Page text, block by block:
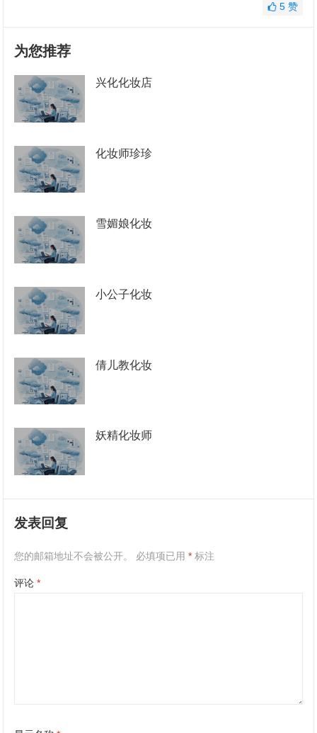
5 赞
为您推荐
兴化化妆店
化妆师珍珍
雪媚娘化妆
小公子化妆
倩儿教化妆
妖精化妆师
发表回复
您的邮箱地址不会被公开。 必填项已用* 标注
评论*